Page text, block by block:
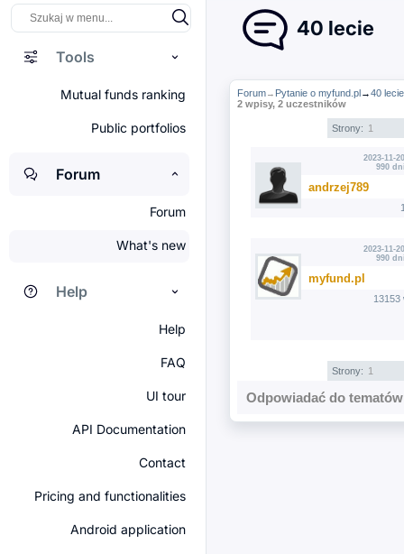
Tools
Mutual funds ranking
Public portfolios
Forum
Forum
What's new
Help
Help
FAQ
UI tour
API Documentation
Contact
Pricing and functionalities
Android application
40 lecie
Forum→ Pytanie o myfund.pl→40 lecie
2 wpisy, 2 uczestników
Strony: 1
2023-11-
990
andrzej789
2023-11-
990
myfund.pl
13153
Strony: 1
Odpowiadać do